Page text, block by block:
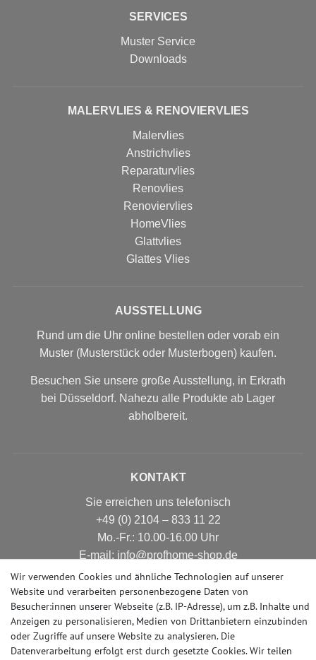
SERVICES
Muster Service
Downloads
MALERVLIES & RENOVIERVLIES
Malervlies
Anstrichvlies
Reparaturvlies
Renovlies
Renoviervlies
HomeVlies
Glattvlies
Glattes Vlies
AUSSTELLUNG
Rund um die Uhr online bestellen oder vorab ein
Muster (Musterstück oder Musterbogen) kaufen.
Besuchen Sie unsere große Ausstellung, in Erkrath
bei Düsseldorf. Nahezu alle Produkte ab Lager
abholbereit.
KONTAKT
Sie erreichen uns telefonisch
+49 (0) 2104 – 833 11 22
Mo.-Fr.: 10.00-16.00 Uhr
E-mail: info@profhome-shop.de
ZAHLUNGSARTEN
Wir verwenden Cookies und ähnliche Technologien auf unserer
Website und verarbeiten personenbezogene Daten von
Besucher:innen unserer Webseite (z.B. IP-Adresse), um z.B. Inhalte und
Anzeigen zu personalisieren, Medien von Drittanbietern einzubinden
oder Zugriffe auf unsere Website zu analysieren. Die
Datenverarbeitung erfolgt erst durch gesetzte Cookies. Wir teilen